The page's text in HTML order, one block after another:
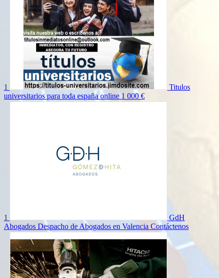
1
Titulos
universitarios para toda españa online 1 000 €
1
GdH
Abogados Despacho de Abogados en Valencia Contáctenos